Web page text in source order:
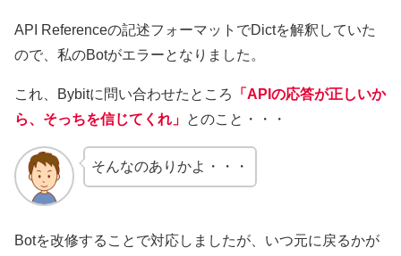
API Referenceの記述フォーマットでDictを解釈していた
ので、私のBotがエラーとなりました。
これ、Bybitに問い合わせたところ
「APIの応答が正しいか
ら、そっちを信じてくれ」 とのこと・・・
そんなのありかよ・・・
Botを改修することで対応しましたが、いつ元に戻るかが